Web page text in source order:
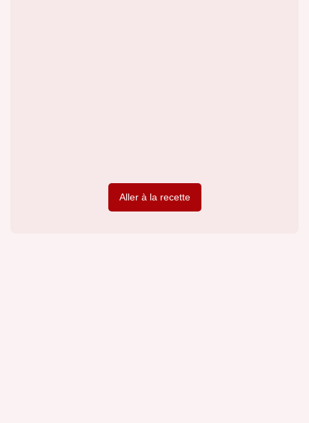
Aller à la recette